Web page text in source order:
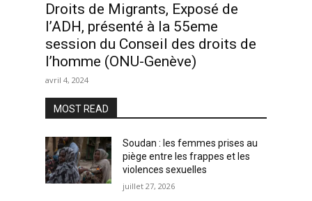
Droits de Migrants, Exposé de
l’ADH, présenté à la 55eme
session du Conseil des droits de
l’homme (ONU-Genève)
avril 4, 2024
MOST READ
Soudan : les femmes prises au
piège entre les frappes et les
violences sexuelles
juillet 27, 2026